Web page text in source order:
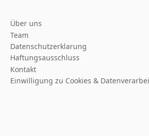
Über uns
Team
Datenschutzerklarung
Haftungsausschluss
Kontakt
Einwilligung zu Cookies &